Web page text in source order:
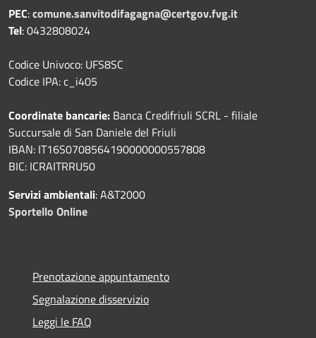
PEC:comune.sanvitodifagagna@certgov.fvg.it
Tel: 0432808024
Codice Univoco: UFS8SC
Codice IPA: c_i405
Coordinate bancarie: Banca Credifriuli SCRL - filiale
Succursale di San Daniele del Friuli
IBAN: IT16S0708564190000000557808
BIC: ICRAITRRU50
Servizi ambientali: A&T2000
Sportello Online
Prenotazione appuntamento
Segnalazione disservizio
Leggi le FAQ